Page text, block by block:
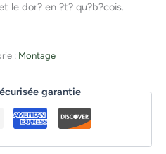
le dor? en ?t? qu?b?cois.
: Montage
garantie